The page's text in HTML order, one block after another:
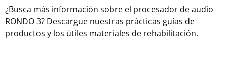
¿Busca más información sobre el procesador de audio
RONDO 3? Descargue nuestras prácticas guías de
productos y los útiles materiales de rehabilitación.